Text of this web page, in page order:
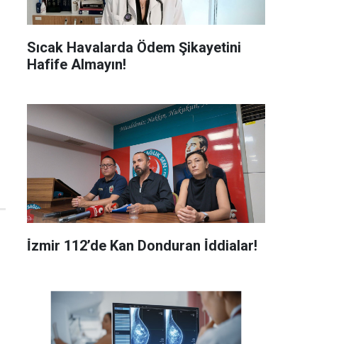
Sıcak Havalarda Ödem Şikayetini
Hafife Almayın!
İ̇zmir 112’de Kan Donduran İ̇ddialar!